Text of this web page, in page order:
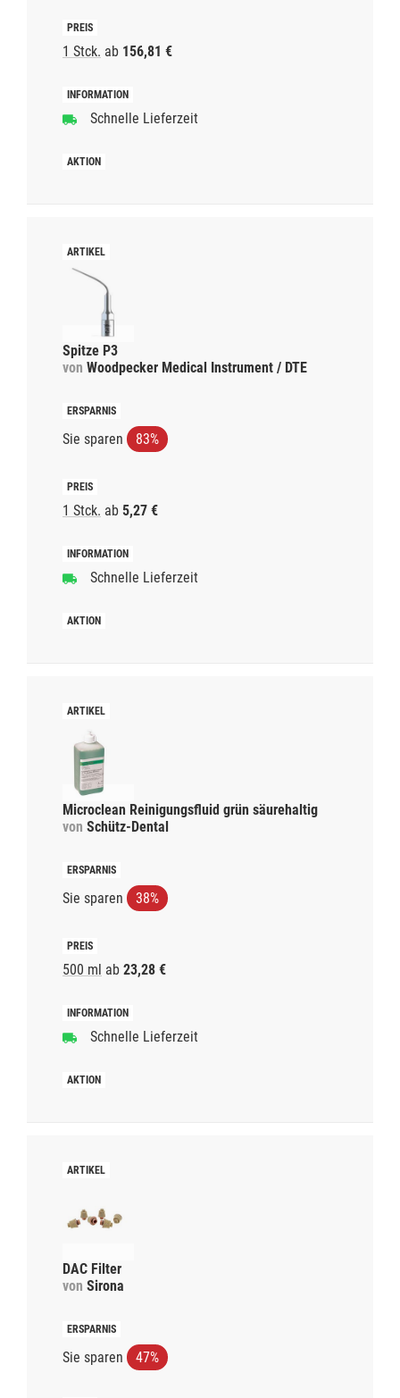
1 Stck. ab 156,81 €
Schnelle Lieferzeit
Spitze P3
von Woodpecker Medical Instrument / DTE
Sie sparen 83%
1 Stck. ab 5,27 €
Schnelle Lieferzeit
Microclean Reinigungsfluid grün säurehaltig
von Schütz-Dental
Sie sparen 38%
500 ml ab 23,28 €
Schnelle Lieferzeit
DAC Filter
von Sirona
Sie sparen 47%